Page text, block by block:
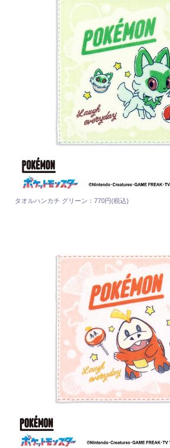
タオルハンカチ グリーン：770円(税込)